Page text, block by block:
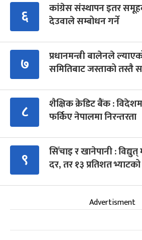
६
कांग्रेस संस्थापन इतर
देउवाले सम्बोधन गर्ने
७
प्रधानमन्त्री बालेनले
समितिबाट जस्ताको तस्तै
८
शैक्षिक क्रेडिट बैंक :
फर्किए नेपालमा निरन्तरता
९
सिँचाइ र खानेपानी :
दर, तर १३ प्रतिशत
Advertisment